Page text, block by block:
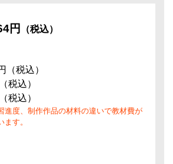
円 （税込）
（税込）
税込）
税込）
進度、制作作品の材料の違いで教材費が
す。